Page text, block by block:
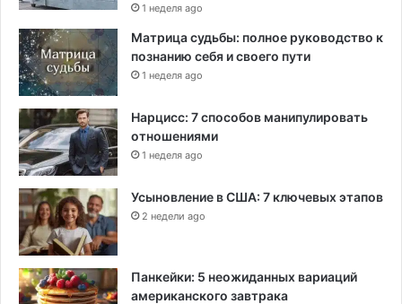
1 неделя ago
Матрица судьбы: полное руководство к
познанию себя и своего пути
1 неделя ago
Нарцисс: 7 способов манипулировать
отношениями
1 неделя ago
Усыновление в США: 7 ключевых этапов
2 недели ago
Панкейки: 5 неожиданных вариаций
американского завтрака